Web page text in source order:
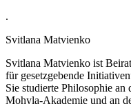
.
Svitlana Matvienko
Svitlana Matvienko ist
für gesetzgebende
Sie studierte Philosophie
Mohyla-Akademie und an